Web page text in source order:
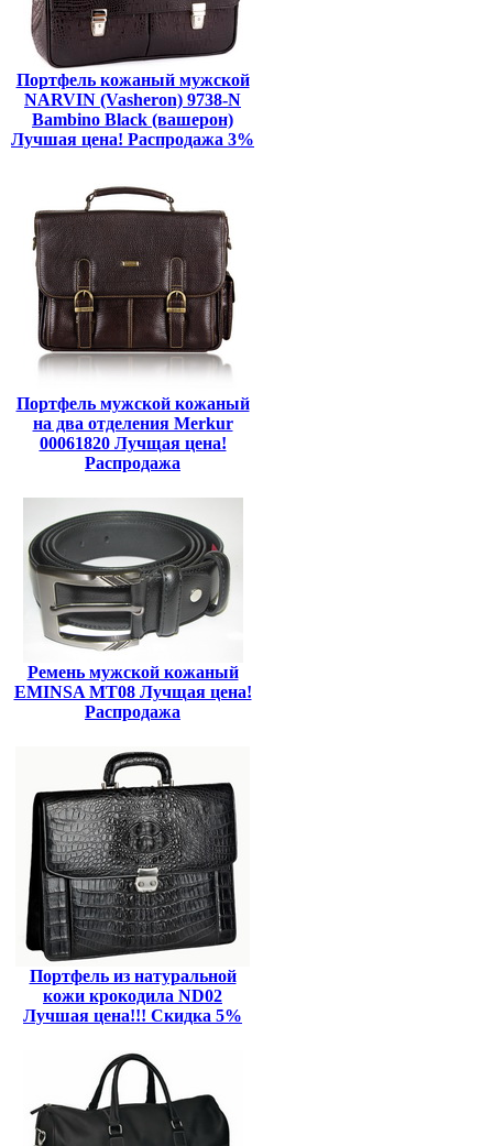
Портфель кожаный мужской
NARVIN (Vasheron) 9738-N
Bambino Black (вашерон)
Лучшая цена! Распродажа 3%
Портфель мужской кожаный
на два отделения Merkur
00061820 Лучщая цена!
Распродажа
Ремень мужской кожаный
EMINSA MT08 Лучщая цена!
Распродажа
Портфель из натуральной
кожи крокодила ND02
Лучшая цена!!! Скидка 5%